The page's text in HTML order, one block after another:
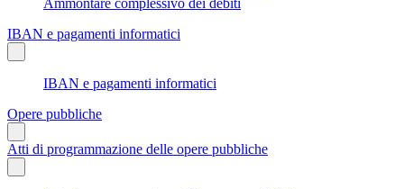
IBAN e pagamenti informatici
IBAN e pagamenti informatici
Opere pubbliche
Atti di programmazione delle opere pubbliche